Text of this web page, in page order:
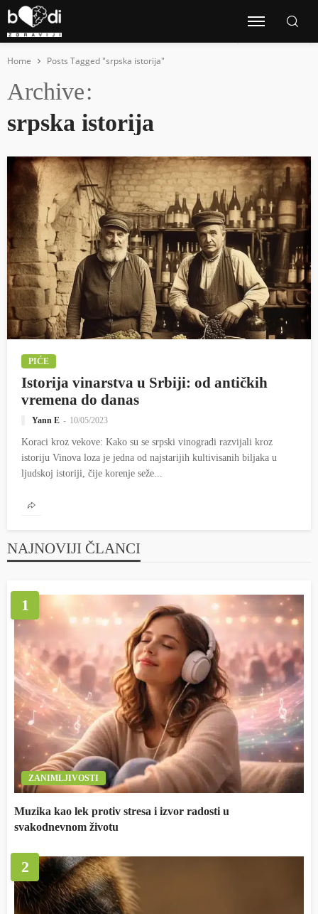
Home Posts Tagged "srpska istorija"
Archive
srpska istorija
PIĆE
Istorija vinarstva u Srbiji: od antičkih
vremena do danas
Yann E 10/05/2023
Koraci kroz vekove: Kako su se srpski vinogradi razvijali kroz
istoriju Vinova loza je jedna od najstarijih kultivisanih biljaka u
ljudskoj istoriji, čije korenje seže...
NAJNOVIJI ČLANCI
1
ZANIMLJIVOSTI
Muzika kao lek protiv stresa i izvor radosti u
svakodnevnom životu
2